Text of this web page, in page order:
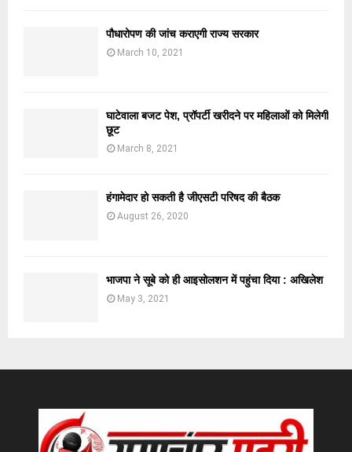
पौधारोपण की जांच कराएगी राज्य सरकार
March 10, 2021
घाटेवाला बजट पेश, प्रॉपर्टी खरीदने पर महिलाओं को मिलेगी
छूट
March 8, 2021
हंगामेदार हो सकती है जीएसटी परिषद की बैठक
August 26, 2020
भाजपा ने सूबे को ही आइसोलशन में पहुंचा दिया : अखिलेश
May 3, 2021